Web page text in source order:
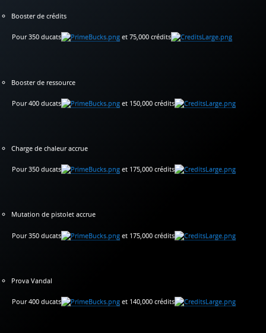
Booster de crédits
Pour 350 ducats et 75,000 crédits
Booster de ressource
Pour 400 ducats et 150,000 crédits
Charge de chaleur accrue
Pour 350 ducats et 175,000 crédits
Mutation de pistolet accrue
Pour 350 ducats et 175,000 crédits
Prova Vandal
Pour 400 ducats et 140,000 crédits